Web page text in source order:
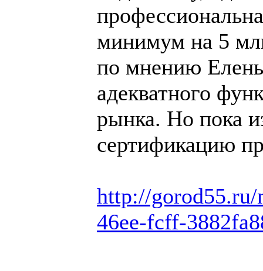
минимум на 5
по мнению
адекватного
рынка. Но пока
сертификацию
http://gorod55.ru/
46ee-fcff-